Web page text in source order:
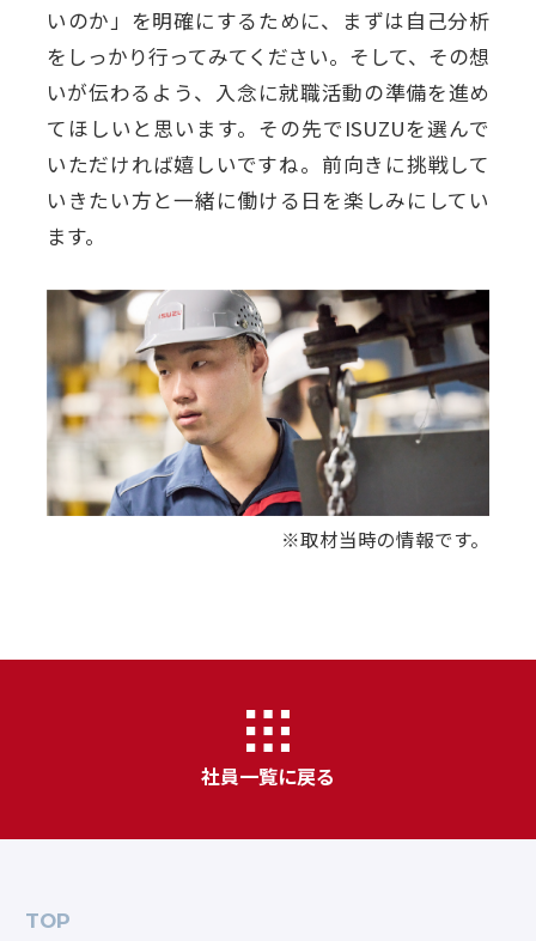
いのか」を明確にするために、まずは自己分析
をしっかり行ってみてください。そして、その想
いが伝わるよう、入念に就職活動の準備を進め
てほしいと思います。その先でISUZUを選んで
いただければ嬉しいですね。前向きに挑戦して
いきたい方と一緒に働ける日を楽しみにしてい
ます。
※取材当時の情報です。
社員一覧に戻る
TOP